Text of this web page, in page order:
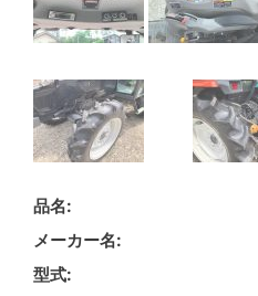
品名
メーカー名
型式